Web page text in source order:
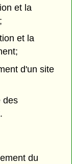
et la
et la
d'un site
des
du